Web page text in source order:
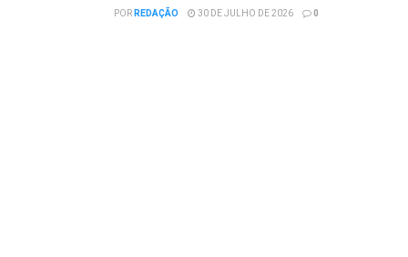
PORREDAÇÃO 30 DE JULHO DE 2026 0